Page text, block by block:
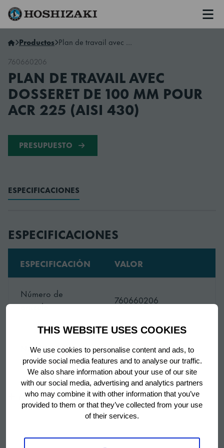
THIS WEBSITE USES COOKIES
We use cookies to personalise content and ads, to
provide social media features and to analyse our traffic.
We also share information about your use of our site
with our social media, advertising and analytics partners
who may combine it with other information that you’ve
provided to them or that they’ve collected from your use
of their services.
Hoshizaki Spain
Productos
Plan de travail avec dosseret de 100 mm pour ACR 225 (AISI 430)
760660206
PLAN DE TRAVAIL AVEC
DOSSERET DE 100 MM POUR
ACR 225 (AISI 430)
PRESUPUESTO
ESPECIFICACIONES
ESPECIFICACIONES
ESPECIFICACIÓN VALOR
Número de
artículo
760660206
Nombre del
accesorio
Plan de travail avec
dosseret de 100 mm
pour ACR 225 (AISI
430)
SKU 760660206
Mostrar más